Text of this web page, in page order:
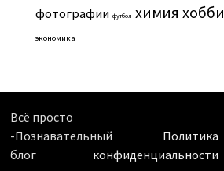
фотографии футбол химия хобби
экономика
Всё просто
-Познавательный
блог
Политика
конфиденциальности